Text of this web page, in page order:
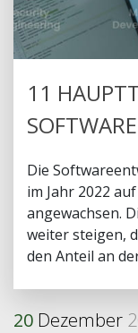
11
Die
im Jahr 2022
angewachsen.
weiter steigen,
den Anteil an
aktuelle Lage
20 Dezember